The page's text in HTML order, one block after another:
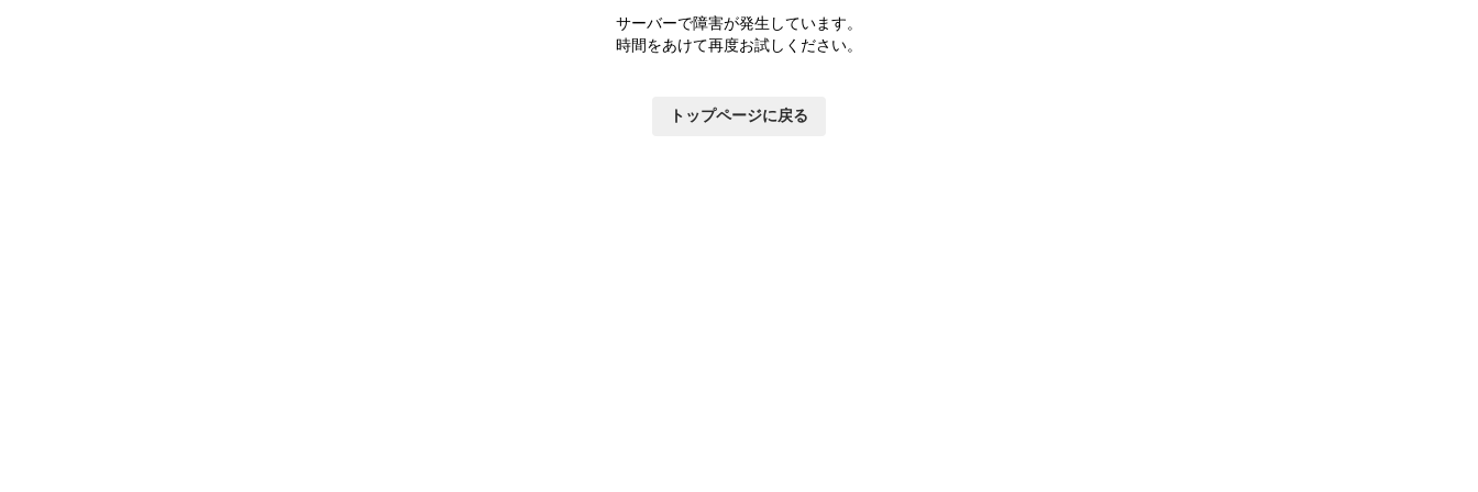
サーバーで障害が発生しています。
時間をあけて再度お試しください。
トップページに戻る